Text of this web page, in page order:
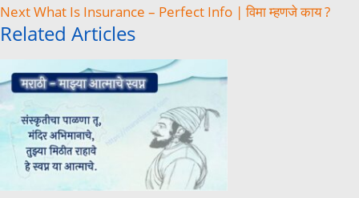
NextWhat Is Insurance – Perfect Info | विमा म्हणजे काय ?
Related Articles